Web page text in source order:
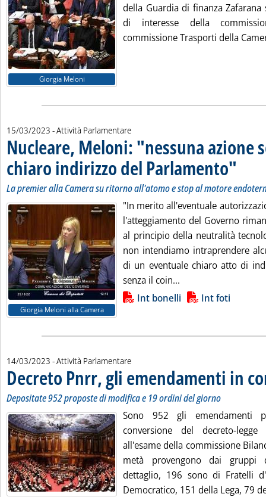
Giorgia Meloni
della Guardia di finanza
di interesse della
commissione Trasporti della
15/03/2023 - Attività Parlamentare
Nucleare, Meloni: "nessuna azione
chiaro indirizzo del Parlamento"
La premier alla Camera su ritorno all'atomo e stop al motore
Giorgia Meloni alla Camera
"In merito all'eventuale
l'atteggiamento del Governo
al principio della neutralità
non intendiamo intraprendere
di un eventuale chiaro atto di
senza il coin...
Lista allegati PDF alla notizia
Int bonelli Int foti
14/03/2023 - Attività Parlamentare
Decreto Pnrr, gli emendamenti in
Depositate 952 proposte di modifica e 19 ordini del giorno
Sono 952 gli emendamenti
conversione del decreto-legge
all'esame della commissione
metà provengono dai gruppi
dettaglio, 196 sono di Fratelli
Democratico, 151 della Lega, 79